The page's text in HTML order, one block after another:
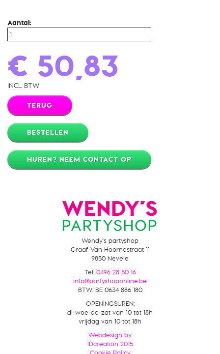
Aantal:
€ 50,83
INCL BTW
TERUG
BESTELLEN
HUREN? NEEM CONTACT OP
Wendy's partyshop
Graaf Van Hoornestraat 11
9850 Nevele
Tel: 0496 28 50 16
info@partyshoponline.be
BTW: BE 0634 886 180
OPENINGSUREN:
di-woe-do-zat van 10 tot 18h
vrijdag van 10 tot 18h
Webdesign by
IDcreation 2015
Cookie Policy